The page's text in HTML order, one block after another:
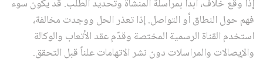
إذا وقع خلاف، ابدأ بمراسلة المنشأة وتحديد الطلب. قد يكون سوء
فهم حول النطاق أو التواصل. إذا تعذر الحل ووجدت مخالفة،
استخدم القناة الرسمية المختصة وقدّم عقد الأتعاب والوكالة
والإيصالات والمراسلات دون نشر الاتهامات علناً قبل التحقق.